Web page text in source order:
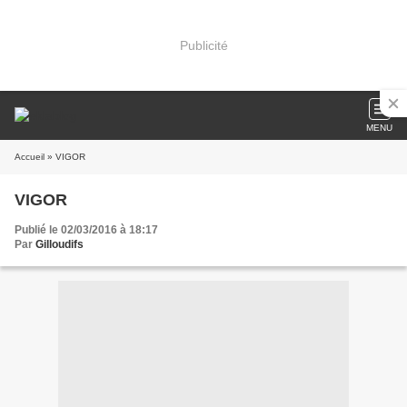
Publicité
MENU
Accueil » VIGOR
VIGOR
Publié le 02/03/2016 à 18:17
Par Gilloudifs